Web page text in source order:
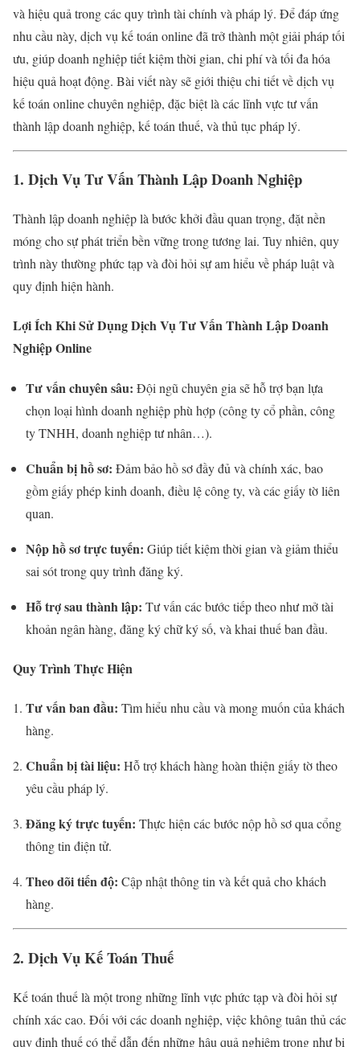
và hiệu quả trong các quy trình tài chính và pháp lý. Để đáp ứng
nhu cầu này, dịch vụ kế toán online đã trở thành một giải pháp tối
ưu, giúp doanh nghiệp tiết kiệm thời gian, chi phí và tối đa hóa
hiệu quả hoạt động. Bài viết này sẽ giới thiệu chi tiết về dịch vụ
kế toán online chuyên nghiệp, đặc biệt là các lĩnh vực tư vấn
thành lập doanh nghiệp, kế toán thuế, và thủ tục pháp lý.
1. Dịch Vụ Tư Vấn Thành Lập Doanh Nghiệp
Thành lập doanh nghiệp là bước khởi đầu quan trọng, đặt nền
móng cho sự phát triển bền vững trong tương lai. Tuy nhiên, quy
trình này thường phức tạp và đòi hỏi sự am hiểu về pháp luật và
quy định hiện hành.
Lợi Ích Khi Sử Dụng Dịch Vụ Tư Vấn Thành Lập Doanh
Nghiệp Online
Tư vấn chuyên sâu: Đội ngũ chuyên gia sẽ hỗ trợ bạn lựa
chọn loại hình doanh nghiệp phù hợp (công ty cổ phần, công
ty TNHH, doanh nghiệp tư nhân…).
Chuẩn bị hồ sơ: Đảm bảo hồ sơ đầy đủ và chính xác, bao
gồm giấy phép kinh doanh, điều lệ công ty, và các giấy tờ liên
quan.
Nộp hồ sơ trực tuyến: Giúp tiết kiệm thời gian và giảm thiểu
sai sót trong quy trình đăng ký.
Hỗ trợ sau thành lập: Tư vấn các bước tiếp theo như mở tài
khoản ngân hàng, đăng ký chữ ký số, và khai thuế ban đầu.
Quy Trình Thực Hiện
Tư vấn ban đầu: Tìm hiểu nhu cầu và mong muốn của khách
hàng.
Chuẩn bị tài liệu: Hỗ trợ khách hàng hoàn thiện giấy tờ theo
yêu cầu pháp lý.
Đăng ký trực tuyến: Thực hiện các bước nộp hồ sơ qua cổng
thông tin điện tử.
Theo dõi tiến độ: Cập nhật thông tin và kết quả cho khách
hàng.
2. Dịch Vụ Kế Toán Thuế
Kế toán thuế là một trong những lĩnh vực phức tạp và đòi hỏi sự
chính xác cao. Đối với các doanh nghiệp, việc không tuân thủ các
quy định thuế có thể dẫn đến những hậu quả nghiêm trọng như bị